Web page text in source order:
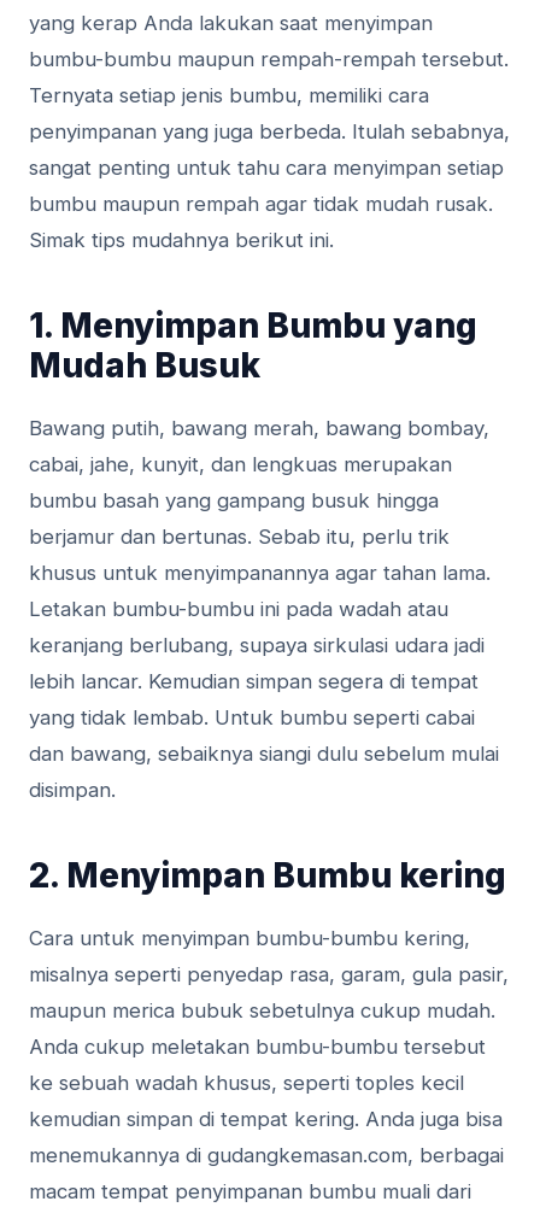
yang kerap Anda lakukan saat menyimpan
bumbu-bumbu maupun rempah-rempah tersebut.
Ternyata setiap jenis bumbu, memiliki cara
penyimpanan yang juga berbeda. Itulah sebabnya,
sangat penting untuk tahu cara menyimpan setiap
bumbu maupun rempah agar tidak mudah rusak.
Simak tips mudahnya berikut ini.
1. Menyimpan Bumbu yang
Mudah Busuk
Bawang putih, bawang merah, bawang bombay,
cabai, jahe, kunyit, dan lengkuas merupakan
bumbu basah yang gampang busuk hingga
berjamur dan bertunas. Sebab itu, perlu trik
khusus untuk menyimpanannya agar tahan lama.
Letakan bumbu-bumbu ini pada wadah atau
keranjang berlubang, supaya sirkulasi udara jadi
lebih lancar. Kemudian simpan segera di tempat
yang tidak lembab. Untuk bumbu seperti cabai
dan bawang, sebaiknya siangi dulu sebelum mulai
disimpan.
2. Menyimpan Bumbu kering
Cara untuk menyimpan bumbu-bumbu kering,
misalnya seperti penyedap rasa, garam, gula pasir,
maupun merica bubuk sebetulnya cukup mudah.
Anda cukup meletakan bumbu-bumbu tersebut
ke sebuah wadah khusus, seperti toples kecil
kemudian simpan di tempat kering. Anda juga bisa
menemukannya di gudangkemasan.com, berbagai
macam tempat penyimpanan bumbu muali dari